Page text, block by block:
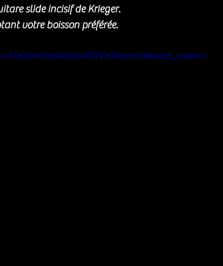
slide incisif de Krieger.
votre boisson préférée.